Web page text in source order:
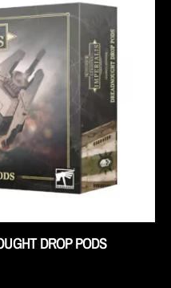
DROP PODS